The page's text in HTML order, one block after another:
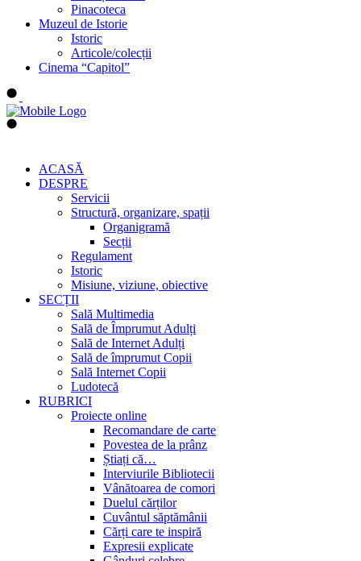
Pinacoteca
Muzeul de Istorie
Istoric
Articole/colecții
Cinema “Capitol”
ACASĂ
DESPRE
Servicii
Structură, organizare, spații
Organigramă
Secții
Regulament
Istoric
Misiune, viziune, obiective
SECȚII
Sală Multimedia
Sală de Împrumut Adulți
Sală de Internet Adulți
Sală de împrumut Copii
Sală Internet Copii
Ludotecă
RUBRICI
Proiecte online
Recomandare de carte
Povestea de la prânz
Știați că…
Interviurile Bibliotecii
Vânătoarea de comori
Duelul cărților
Cuvântul săptămânii
Cărți care te inspiră
Expresii explicate